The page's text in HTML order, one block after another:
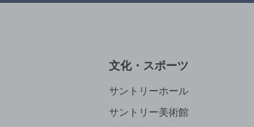
文化・スポーツ
サントリーホール
サントリー美術館